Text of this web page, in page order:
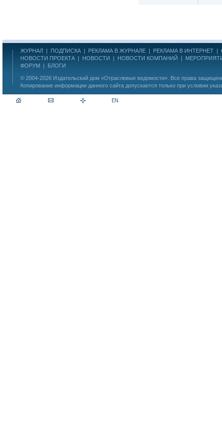
ЖУРНАЛ | ПОДПИСКА | РЕКЛАМА В ЖУРНАЛЕ | РЕКЛАМА В ИНТЕРНЕТ |
НОВОСТИ ПРОЕКТА | НОВОСТИ | НОВОСТИ КОМПАНИЙ |
ФОРУМ | БЛОГИ
© 2004-2026 Издательский дом «Отраслевые ведомости» . Все права
Копирование информации данного сайта допускается только при условии